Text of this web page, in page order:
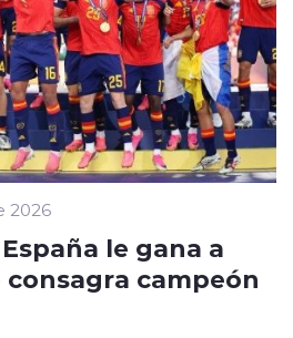
2026
le gana a
campeón